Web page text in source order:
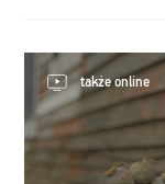
także online